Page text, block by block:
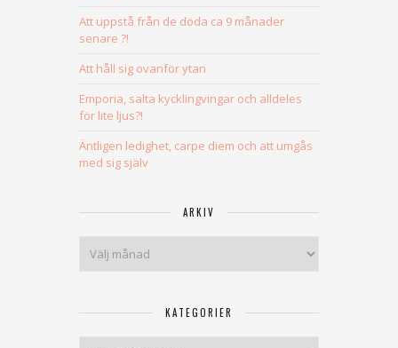
Att uppstå från de döda ca 9 månader
senare ?!
Att håll sig ovanför ytan
Emporia, salta kycklingvingar och alldeles
för lite ljus?!
Äntligen ledighet, carpe diem och att umgås
med sig själv
ARKIV
KATEGORIER